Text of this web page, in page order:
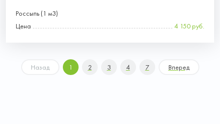
Россыпь (1 м3)
Цена
4 150 руб.
Назад 1 2 3 4 7 Вперед